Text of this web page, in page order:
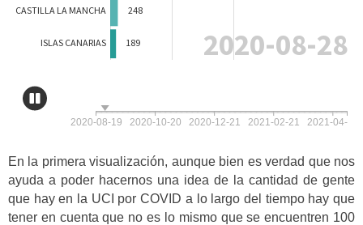
En la primera visualización, aunque bien es verdad que nos
ayuda a poder hacernos una idea de la cantidad de gente
que hay en la UCI por COVID a lo largo del tiempo hay que
tener en cuenta que no es lo mismo que se encuentren 100